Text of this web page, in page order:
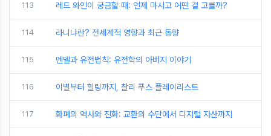
113 레드 와인이 궁금할 때: 언제 마시고 어떤 걸 고를까?
114 라니냐란? 전세계적 영향과 최근 동향
115 멘델과 유전법칙: 유전학의 아버지 이야기
116 이별부터 힐링까지, 찰리 푸스 플레이리스트
117 화폐의 역사와 진화: 교환의 수단에서 디지털 자산까지